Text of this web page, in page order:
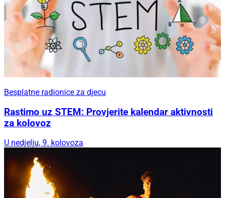
Besplatne radionice za djecu
Rastimo uz STEM: Provjerite kalendar aktivnosti
za kolovoz
U nedjelju, 9. kolovoza